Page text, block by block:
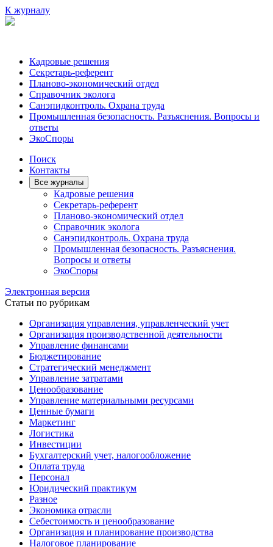
К журналу
Кадровые решения
Секретарь-референт
Планово-экономический отдел
Справочник эколога
Санэпидконтроль. Охрана труда
Промышленная безопасность. Разъяснения. Вопросы и
ответы
ЭкоСпоры
Поиск
Контакты
Все журналы
Кадровые решения
Секретарь-референт
Планово-экономический отдел
Справочник эколога
Санэпидконтроль. Охрана труда
Промышленная безопасность. Разъяснения.
Вопросы и ответы
ЭкоСпоры
Электронная версия
Статьи по рубрикам
Организация управления, управленческий учет
Организация производственной деятельности
Управление финансами
Бюджетирование
Стратегический менеджмент
Управление затратами
Ценообразование
Управление материальными ресурсами
Ценные бумаги
Маркетинг
Логистика
Инвестиции
Бухгалтерский учет, налогообложение
Оплата труда
Персонал
Юридический практикум
Разное
Экономика отрасли
Себестоимость и ценообразование
Организация и планирование производства
Налоговое планирование